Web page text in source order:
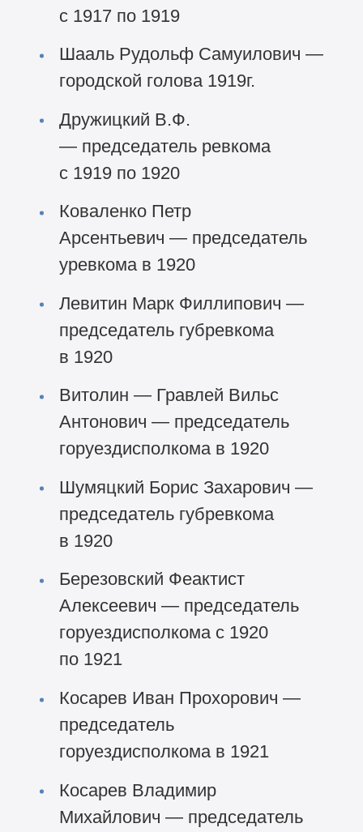
с 1917 по 1919
Шааль Рудольф Самуилович —
городской голова 1919г.
Дружицкий В.Ф.
— председатель ревкома
с 1919 по 1920
Коваленко Петр
Арсентьевич — председатель
уревкома в 1920
Левитин Марк Филлипович —
председатель губревкома
в 1920
Витолин — Гравлей Вильс
Антонович — председатель
горуездисполкома в 1920
Шумяцкий Борис Захарович —
председатель губревкома
в 1920
Березовский Феактист
Алексеевич — председатель
горуездисполкома с 1920
по 1921
Косарев Иван Прохорович —
председатель
горуездисполкома в 1921
Косарев Владимир
Михайлович — председатель